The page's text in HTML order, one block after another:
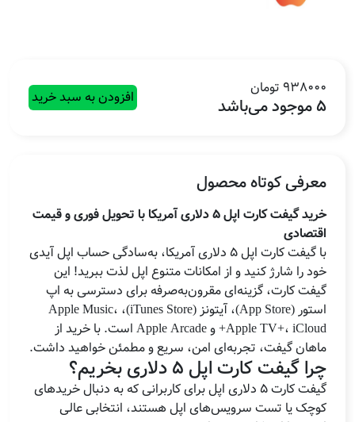
938000 تومان
5 موجود می‌باشد افزودن به سبد خرید
معرفی کوتاه محصول
خرید گیفت کارت اپل 5 دلاری آمریکا با تحویل فوری و قیمت
اقتصادی
با گیفت کارت اپل 5 دلاری آمریکا، به‌سادگی حساب اپل آیدی
خود را شارژ کنید و از امکانات متنوع اپل لذت ببرید! این
گیفت کارت، گزینه‌ای مقرون‌به‌صرفه برای دسترسی به اپ
استور (App Store)، آیتونز (iTunes Store)، Apple Music،
Apple TV+، iCloud+ و Apple Arcade است. با خرید از
ماهان گیفت، تجربه‌ای امن، سریع و مطمئن خواهید داشت.
چرا گیفت کارت اپل 5 دلاری بخریم؟
گیفت کارت 5 دلاری اپل برای کاربرانی که به دنبال خریدهای
کوچک یا تست سرویس‌های اپل هستند، انتخابی عالی